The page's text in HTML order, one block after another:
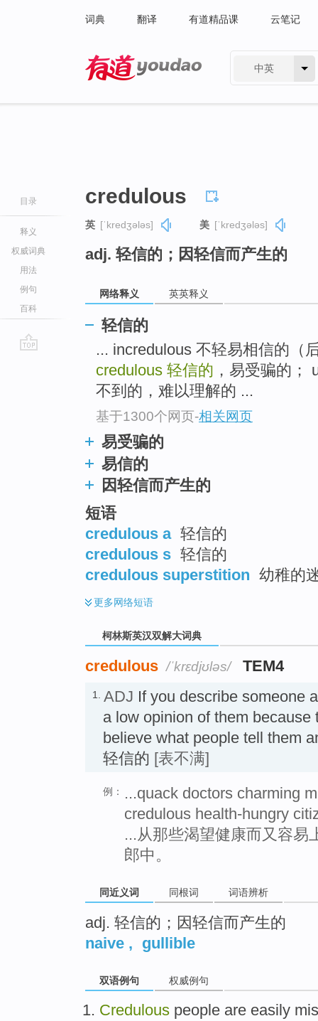
词典 翻译 有道精品课 云笔记
中英
目录
释义
权威词典
用法
例句
百科
credulous
英 [ˈkredʒələs] 美 [ˈkredʒələs]
adj. 轻信的；因轻信而产生的
网络释义 英英释义
轻信的
... incredulous 不轻易相信的（
credulous 轻信的 ，易受骗的；
不到的，难以理解的 ...
基于1300个网页-相关网页
易受骗的
易信的
因轻信而产生的
短语
credulous a 轻信的
credulous s 轻信的
credulous superstition 幼稚的
更多网络短语
柯林斯英汉双解大词典
credulous /ˈkrɛdjʊləs/ TEM4
1. ADJ If you describe someone
a low opinion of them because
believe what people tell them
轻信的 [表不满]
例：
...quack doctors charming
credulous health-hungry
...从那些渴望健康而又容易
郎中。
同近义词 同根词 词语辨析
adj. 轻信的；因轻信而产生的
naive , gullible
双语例句 权威例句
Credulous people are easily